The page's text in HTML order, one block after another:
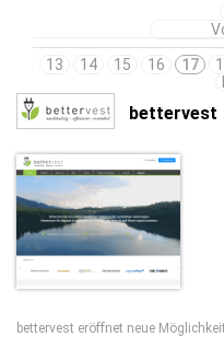
13
14 15 16 17
bettervest
bettervest eröffnet neue